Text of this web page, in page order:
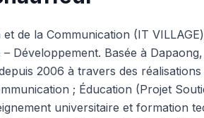
de la Communication (IT
Développement. Basée à Dapaong,
2006 à travers des réalisations
; Éducation (Projet
universitaire et formation